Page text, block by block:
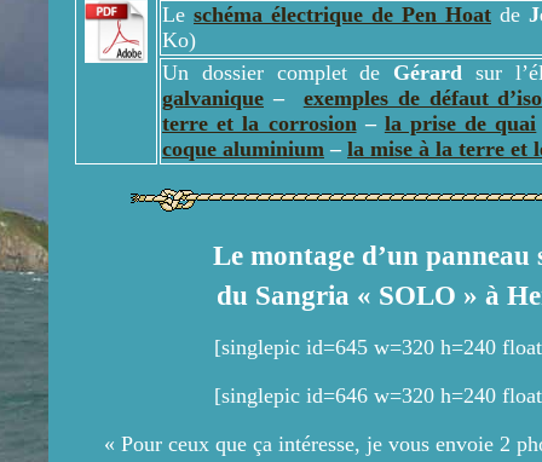
Le schéma électrique de Pen Hoat de
Ko)
Un dossier complet de Gérard sur
galvanique – exemples de défaut
terre et la corrosion – la prise de quai
coque aluminium – la mise à la terre et
Le montage d’un panneau
du Sangria « SOLO » à
[singlepic id=645 w=320 h=240
[singlepic id=646 w=320 h=240
« Pour ceux que ça intéresse, je vous envoie 2